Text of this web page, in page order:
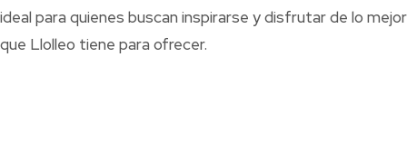
ideal para quienes buscan inspirarse y disfrutar de lo mejor
que Llolleo tiene para ofrecer.